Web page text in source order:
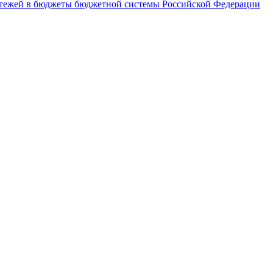
в бюджеты бюджетной системы Российской Федерации